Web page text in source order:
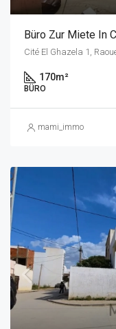
Büro Zur Miete In
Cité El Ghazela 1,
170m²
BÜRO
mami_immo